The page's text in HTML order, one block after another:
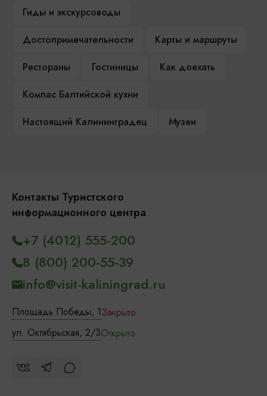
Гиды и экскурсоводы
Достопримечательности
Карты и маршруты
Рестораны
Гостиницы
Как доехать
Компас Балтийской кухни
Настоящий Калининградец
Музеи
Контакты Туристского
информационного центра
Площадь Победы, 1Закрыто
ул. Октябрьская, 2/3Открыто
+7 (4012) 555-200
8 (800) 200-55-39
info@visit-kaliningrad.ru